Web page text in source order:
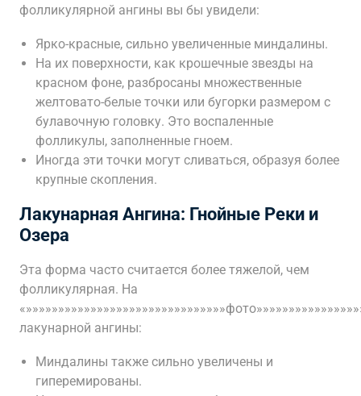
фолликулярной ангины вы бы увидели:
Ярко-красные, сильно увеличенные миндалины.
На их поверхности, как крошечные звезды на
красном фоне, разбросаны множественные
желтовато-белые точки или бугорки размером с
булавочную головку. Это воспаленные
фолликулы, заполненные гноем.
Иногда эти точки могут сливаться, образуя более
крупные скопления.
Лакунарная Ангина: Гнойные Реки и
Озера
Эта форма часто считается более тяжелой, чем
фолликулярная. На
лакунарной ангины:
Миндалины также сильно увеличены и
гиперемированы.